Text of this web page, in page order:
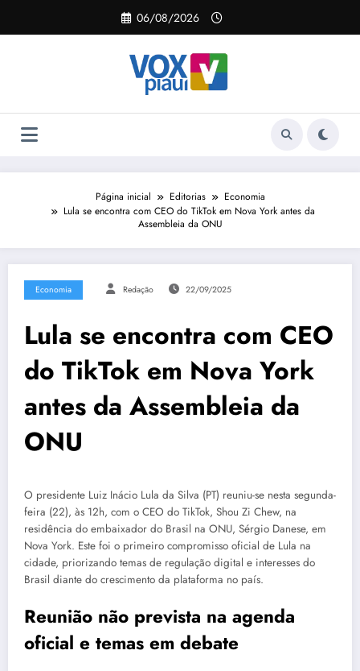
o
06/08/2026
Página inicial Editorias
Economia
Lula se encontra com CEO do TikTok em Nova York antes da
Assembleia da ONU
Economia Redação 22/09/2025
Lula se encontra com CEO
do TikTok em Nova York
antes da Assembleia da
ONU
O presidente Luiz Inácio Lula da Silva (PT) reuniu-se nesta segunda-
feira (22), às 12h, com o CEO do TikTok, Shou Zi Chew, na
residência do embaixador do Brasil na ONU, Sérgio Danese, em
Nova York. Este foi o primeiro compromisso oficial de Lula na
cidade, priorizando temas de regulação digital e interesses do
Brasil diante do crescimento da plataforma no país.
Reunião não prevista na agenda
oficial e temas em debate